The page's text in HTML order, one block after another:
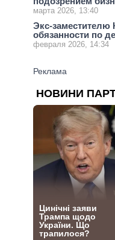
марта 2026, 13:40
Экс-
обязанности по
февраля 2026, 14:34